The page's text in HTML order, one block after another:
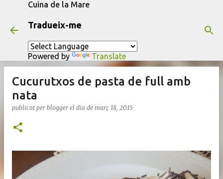
Cuina de la Mare
Tradueix-me
Powered by Translate
Cucurutxos de pasta de full amb
nata
publicat per blogger el dia de març 18, 2015